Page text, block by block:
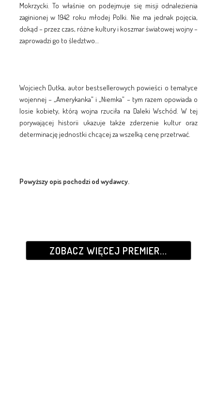
Mokrzycki. To właśnie on podejmuje się misji odnalezienia
zaginionej w 1942 roku młodej Polki. Nie ma jednak pojęcia,
dokąd – przez czas, różne kultury i koszmar światowej wojny –
zaprowadzi go to śledztwo…
Wojciech Dutka, autor bestsellerowych powieści o tematyce
wojennej – „Amerykanka” i „Niemka” – tym razem opowiada o
losie kobiety, którą wojna rzuciła na Daleki Wschód. W tej
porywającej historii ukazuje także zderzenie kultur oraz
determinację jednostki chcącej za wszelką cenę przetrwać.
Powyższy opis pochodzi od wydawcy.
ZOBACZ WIĘCEJ PREMIER...